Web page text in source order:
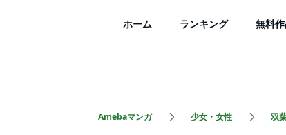
ホーム ランキング 無料
Amebaマンガ 少女・女性 双